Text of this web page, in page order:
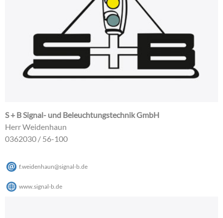
S + B Signal- und Beleuchtungstechnik GmbH
Herr Weidenhaun
0362030 / 56-100
f.weidenhaun@signal-b.de
www.signal-b.de